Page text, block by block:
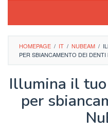
HOMEPAGE / IT / NUBEAM /
PER SBIANCAMENTO DEI DENTI
Illumina il
per